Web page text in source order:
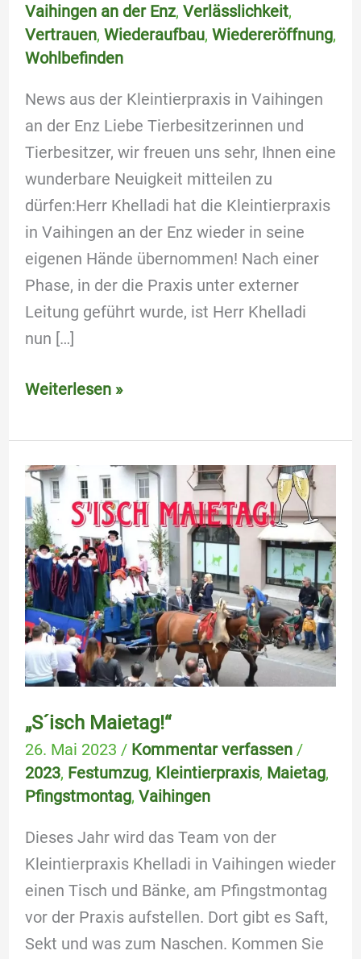
Vaihingen an der Enz, Verlässlichkeit,
Vertrauen, Wiederaufbau, Wiedereröffnung,
Wohlbefinden
News aus der Kleintierpraxis in Vaihingen
an der Enz Liebe Tierbesitzerinnen und
Tierbesitzer, wir freuen uns sehr, Ihnen eine
wunderbare Neuigkeit mitteilen zu
dürfen:Herr Khelladi hat die Kleintierpraxis
in Vaihingen an der Enz wieder in seine
eigenen Hände übernommen! Nach einer
Phase, in der die Praxis unter externer
Leitung geführt wurde, ist Herr Khelladi
nun […]
Weiterlesen »
„S´isch Maietag!“
26. Mai 2023 / Kommentar verfassen /
2023, Festumzug, Kleintierpraxis, Maietag,
Pfingstmontag, Vaihingen
Dieses Jahr wird das Team von der
Kleintierpraxis Khelladi in Vaihingen wieder
einen Tisch und Bänke, am Pfingstmontag
vor der Praxis aufstellen. Dort gibt es Saft,
Sekt und was zum Naschen. Kommen Sie
„S
´isch
Maietag!“